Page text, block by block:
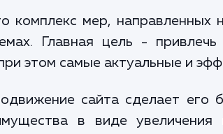
комплекс мер, направленных
Главная цель -
этом самые актуальные и
сайта сделает его
в виде увеличения